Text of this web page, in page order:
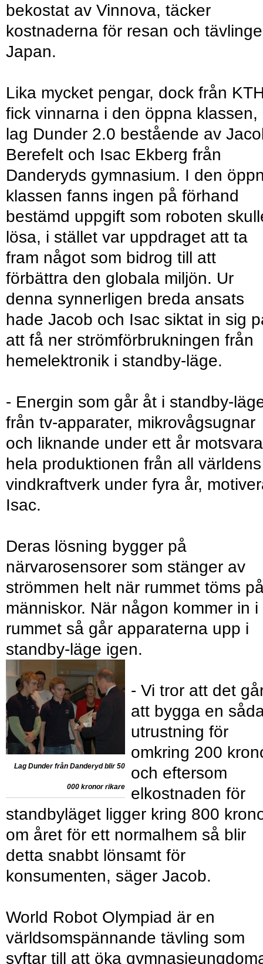
bekostat av Vinnova, täcker
kostnaderna för resan och
Japan.
Lika mycket pengar, dock från
fick vinnarna i den öppna klassen,
lag Dunder 2.0 bestående av
Berefelt och Isac Ekberg från
Danderyds gymnasium. I den
klassen fanns ingen på förhand
bestämd uppgift som roboten
lösa, i stället var uppdraget att ta
fram något som bidrog till att
förbättra den globala miljön. Ur
denna synnerligen breda ansats
hade Jacob och Isac siktat in sig
att få ner strömförbrukningen från
hemelektronik i standby-läge.
- Energin som går åt i standby-
från tv-apparater, mikrovågsugnar
och liknande under ett år
hela produktionen från all världens
vindkraftverk under fyra år,
Isac.
Deras lösning bygger på
närvarosensorer som stänger av
strömmen helt när rummet töms
människor. När någon kommer in i
rummet så går apparaterna upp i
standby-läge igen.
Lag Dunder från Danderyd blir 50
000 kronor rikare
- Vi tror att det
att bygga en
utrustning för
omkring 200
och eftersom
elkostnaden för
standbyläget ligger kring 800
om året för ett normalhem så blir
detta snabbt lönsamt för
konsumenten, säger Jacob.
World Robot Olympiad är en
världsomspännande tävling som
syftar till att öka